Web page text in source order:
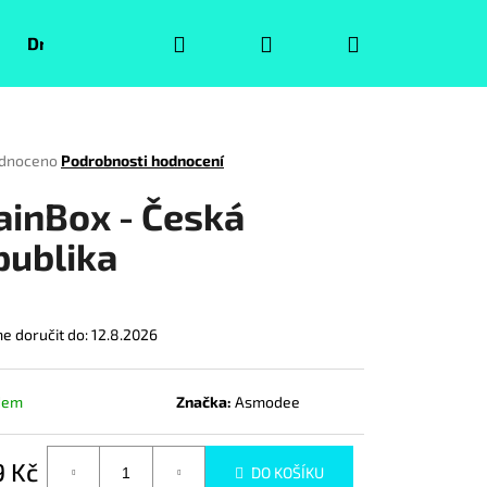
Druhá jakost Pokémoni Volný čas
Přihlášení
Podrobnosti hodnocení
- Česká
doručit do:12.8.2026
Značka: Asmodee
Kč DO KOŠÍKU